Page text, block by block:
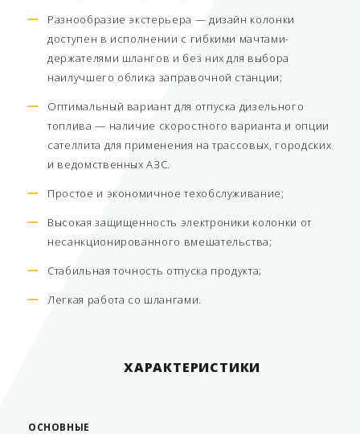
Разнообразие экстерьера — дизайн колонки
доступен в исполнении с гибкими мачтами-
держателями шлангов и без них для выбора
наилучшего облика заправочной станции;
Оптимальный вариант для отпуска дизельного
топлива — наличие скоростного варианта и опции
сателлита для применения на трассовых, городских
и ведомственных АЗС.
Простое и экономичное техобслуживание;
Высокая защищенность электроники колонки от
несанкционированного вмешательства;
Стабильная точность отпуска продукта;
Легкая работа со шлангами.
ХАРАКТЕРИСТИКИ
ОСНОВНЫЕ